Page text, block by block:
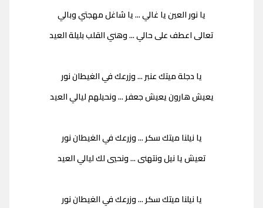
يا نور العين يا غالي ... يا شاغل مهجتي وبالي
تعالى اعطف على حالي ... وهني القلب بليلة العيد
يا دجلة ميتك عنبر ... وزرعك في الغيطان نور
يعيش هارون يعيش جعفر ... ونحيلهم ليالي العيد
يا نيلنا ميتك سكر ... وزرعك في الغيطان نور
تعيش يا نيل ونتهنى ... ونحيي لك ليالي العيد
يا نيلنا ميتك سكر ... وزرعك في الغيطان نور